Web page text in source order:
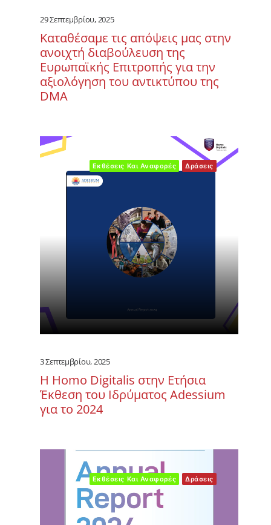
29 Σεπτεμβρίου, 2025
Καταθέσαμε τις απόψεις μας στην
ανοιχτή διαβούλευση της
Ευρωπαϊκής Επιτροπής για την
αξιολόγηση του αντικτύπου της
DMA
Εκθέσεις Και Αναφορές Δράσεις
3 Σεπτεμβρίου, 2025
Η Homo Digitalis στην Ετήσια
Έκθεση του Ιδρύματος Adessium
για το 2024
Εκθέσεις Και Αναφορές Δράσεις